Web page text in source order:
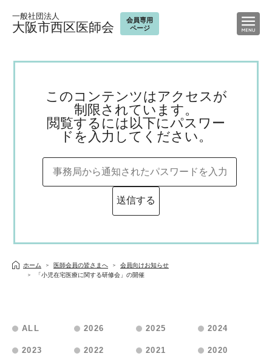
一般社団法人
大阪市西区医師会
会員専用
ページ
このコンテンツはアクセスが
制限されています。
閲覧するには以下にパスワー
ドを入力してください。
ホーム 医師会員の皆さまへ
会員向けお知らせ
「小児在宅医療に関する研修会」の開催
ALL 2026 2025 2024
2023 2022 2021 2020